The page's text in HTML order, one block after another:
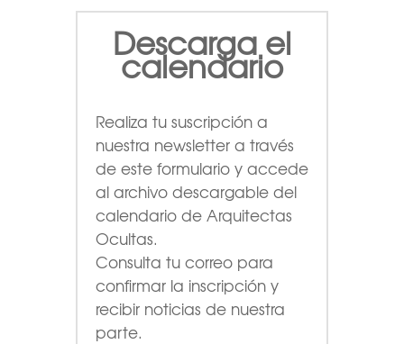
Descarga el
calendario
Realiza tu suscripción a
nuestra newsletter a través
de este formulario y accede
al archivo descargable del
calendario de Arquitectas
Ocultas.
Consulta tu correo para
confirmar la inscripción y
recibir noticias de nuestra
parte.